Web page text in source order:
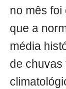
no mês foi
que a
média
de chuvas